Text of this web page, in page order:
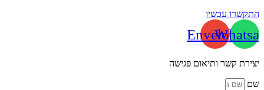
התקשרו עכשיו
Envelope
יצירת קשר ותיאום פגישה
שם